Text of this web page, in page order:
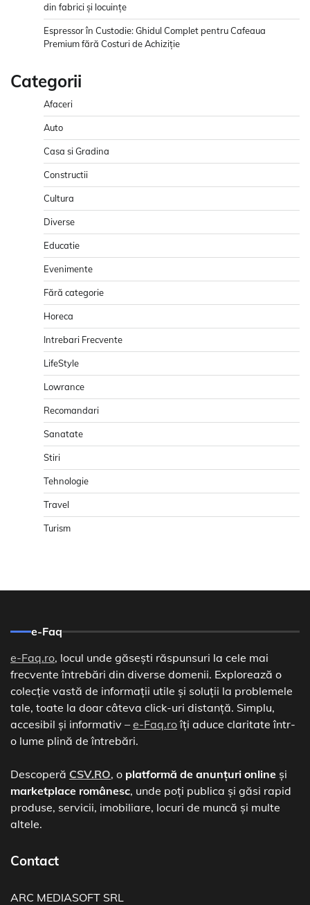
din fabrici și locuințe
Espressor în Custodie: Ghidul Complet pentru Cafeaua
Premium fără Costuri de Achiziție
Categorii
Afaceri
Auto
Casa si Gradina
Constructii
Cultura
Diverse
Educatie
Evenimente
Fără categorie
Horeca
Intrebari Frecvente
LifeStyle
Lowrance
Recomandari
Sanatate
Stiri
Tehnologie
Travel
Turism
e-Faq
e-Faq.ro, locul unde găsești răspunsuri la cele mai
frecvente întrebări din diverse domenii. Explorează o
colecție vastă de informații utile și soluții la problemele
tale, toate la doar câteva click-uri distanță. Simplu,
accesibil și informativ – e-Faq.roîți aduce claritate într-
o lume plină de întrebări.
Descoperă CSV.RO, o platformă de anunțuri online și
marketplace românesc, unde poți publica și găsi rapid
produse, servicii, imobiliare, locuri de muncă și multe
altele.
Contact
ARC MEDIASOFT SRL